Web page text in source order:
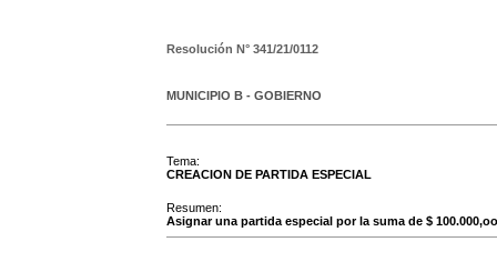
Resolución N° 341/21/0112
MUNICIPIO B - GOBIERNO
Tema:
CREACION DE PARTIDA ESPECIAL
Resumen:
Asignar una partida especial por la suma de $